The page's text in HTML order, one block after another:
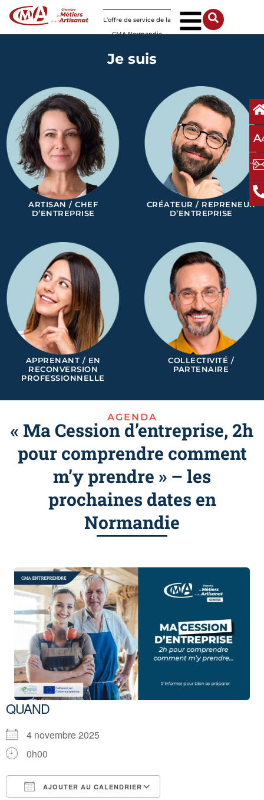
L’offre de service de la
CMA Normandie
A
Je suis
ARTISAN / CHEF
D’ENTREPRISE
CRÉATEUR / REPRENEUR
D’ENTREPRISE
APPRENANT / EN
RECONVERSION
PROFESSIONNELLE
COLLECTIVITÉ /
PARTENAIRE
AGENDA
« Ma Cession d’entreprise, 2h
pour comprendre comment
m’y prendre » – les
prochaines dates en
Normandie
QUAND
4 novembre 2025
0h00
AJOUTER AU CALENDRIER
Panneau de gestion des cookies